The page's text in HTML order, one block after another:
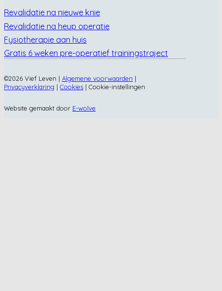
Revalidatie na nieuwe knie
Revalidatie na heup operatie
Fysiotherapie aan huis
Gratis 6 weken pre-operatief trainingstraject
©2026 Vief Leven | Algemene voorwaarden |
Privacyverklaring | Cookies | Cookie-instellingen
Website gemaakt door E-wolve